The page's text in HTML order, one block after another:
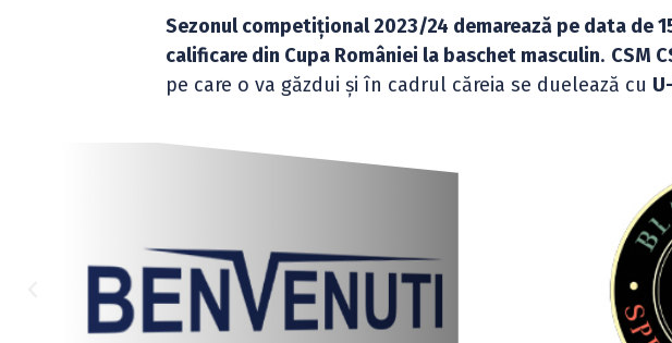
Sezonul competițional 2023/24 demarează pe data de
calificare din Cupa României la baschet masculin. CSM
pe care o va găzdui și în cadrul căreia se duelează cu